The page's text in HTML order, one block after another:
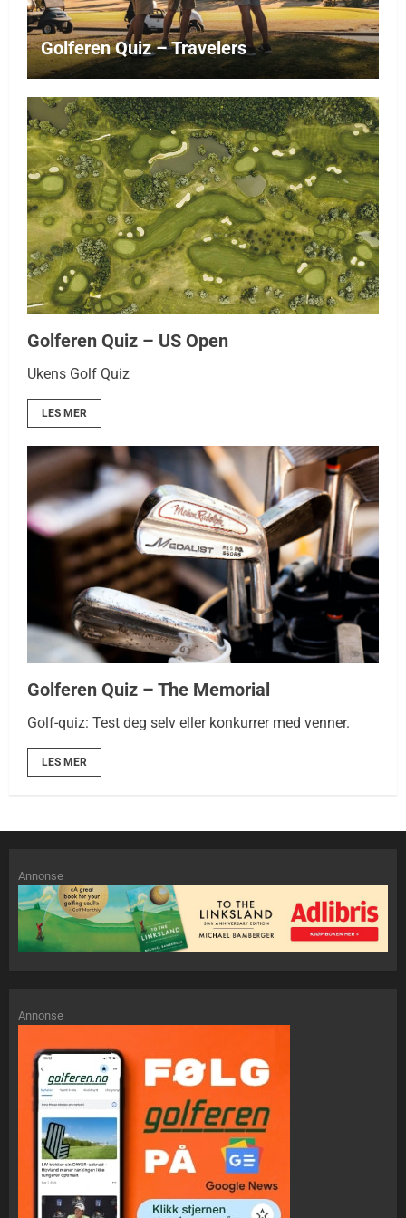
Golferen Quiz – Travelers
Golferen Quiz – US Open
Ukens Golf Quiz
LES MER
Golferen Quiz – The Memorial
Golf-quiz: Test deg selv eller konkurrer med venner.
LES MER
Annonse
Annonse